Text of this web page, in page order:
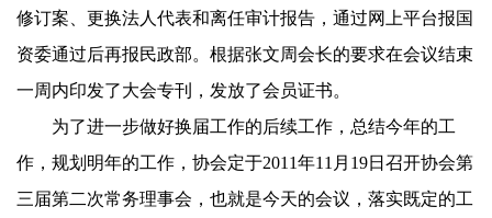
修订案、更换法人代表和离任审计报告，通过网上平台报国
资委通过后再报民政部。根据张文周会长的要求在会议结束
一周内印发了大会专刊，发放了会员证书。
为了进一步做好换届工作的后续工作，总结今年的工
作，规划明年的工作，协会定于2011年11 月 19日 召开协会第
三届第二次常务理事会，也就是今天的会议，落实既定的工